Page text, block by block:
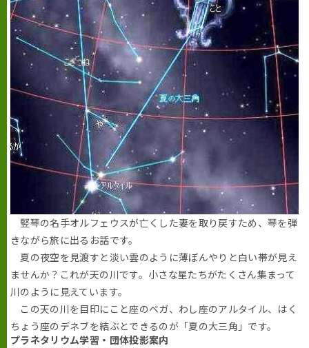
竪琴の名手オルフェウスが亡くした妻を取り戻すため、琴を弾
きながら旅に出るお話です。
夏の夜空を見渡すと淡い雲のように薄ぼんやりと白い帯が見え
ませんか？これが天の川です。小さな星たちがたくさん集まって
川のように見えています。
この天の川を目印にこと座のベガ、わし座のアルタイル、はく
ちょう座のデネブを結ぶとできるのが「夏の大三角」です。
プラネタリウム学習・団体投影案内